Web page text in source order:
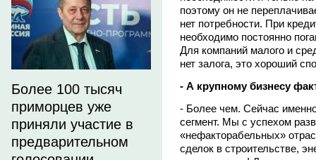
Более 100 тысяч
приморцев уже
приняли участие в
предварительном
поэтому он не
нет потребности. При
необходимо постоянно
Для компаний малого и
нет залога, это хороший
- А крупному бизнесу
- Более чем. Сейчас
сегмент. Мы с успехом
«нефакторабельных»
сделок в строительстве,